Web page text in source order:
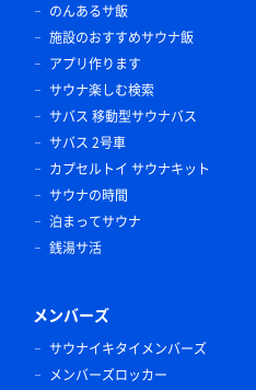
のんあるサ飯
施設のおすすめサウナ飯
アプリ作ります
サウナ楽しむ検索
サバス 移動型サウナバス
サバス 2号車
カプセルトイ サウナキット
サウナの時間
泊まってサウナ
銭湯サ活
メンバーズ
サウナイキタイメンバーズ
メンバーズロッカー